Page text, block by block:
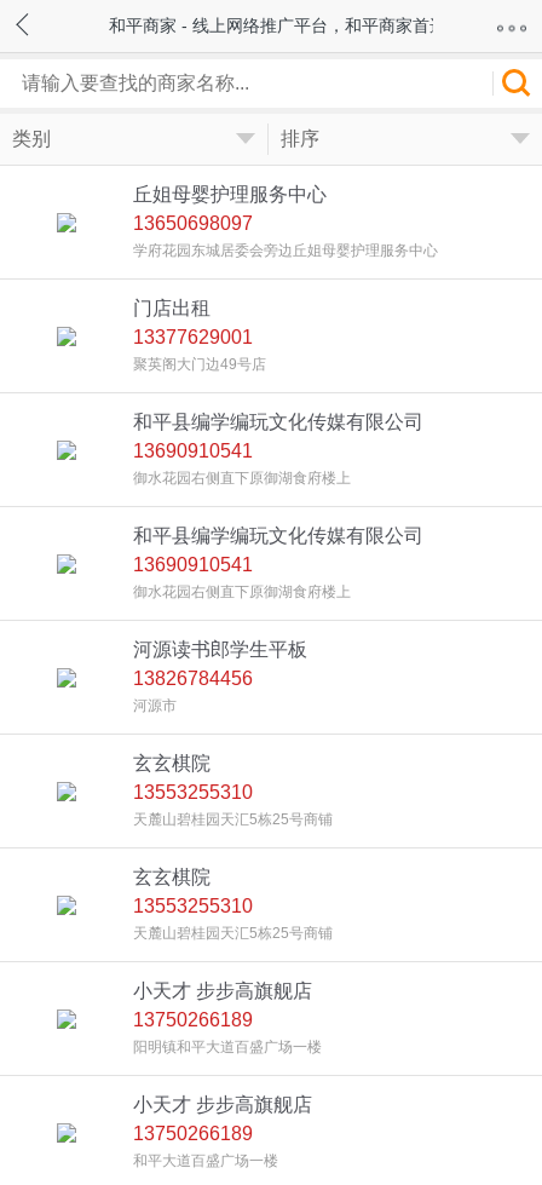
和平商家 - 线上网络推广平台，和平商家首选！
类别 排序
丘姐母婴护理服务中心
13650698097
学府花园东城居委会旁边丘姐母婴护理服务中心
门店出租
13377629001
聚英阁大门边49号店
和平县编学编玩文化传媒有限公司
13690910541
御水花园右侧直下原御湖食府楼上
和平县编学编玩文化传媒有限公司
13690910541
御水花园右侧直下原御湖食府楼上
河源读书郎学生平板
13826784456
河源市
玄玄棋院
13553255310
天麓山碧桂园天汇5栋25号商铺
玄玄棋院
13553255310
天麓山碧桂园天汇5栋25号商铺
小天才 步步高旗舰店
13750266189
阳明镇和平大道百盛广场一楼
小天才 步步高旗舰店
13750266189
和平大道百盛广场一楼